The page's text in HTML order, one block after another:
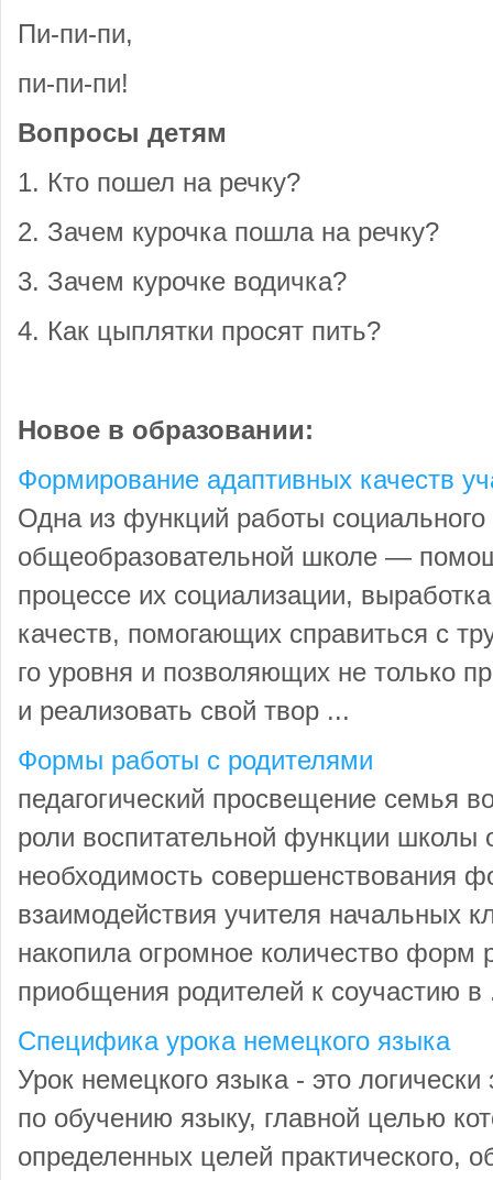
Пи-пи-пи,
пи-пи-пи!
Вопросы детям
1. Кто пошел на речку?
2. Зачем курочка пошла на речку?
3. Зачем курочке водичка?
4. Как цыплятки просят пить?
Новое в образовании:
Формирование адаптивных качеств
Одна из функций работы социального
общеобразовательной школе —
процессе их социализации,
качеств, помогаю­щих справиться с
го уровня и позволяющих не только
и реализовать свой твор ...
Формы работы с родителями
педагогический просвещение семья
роли воспитательной функции школы
необходимость совершенствования
взаимодействия учителя начальных
накопила огромное количество форм
приобщения родителей к соучастию в
Специфика урока немецкого языка
Урок немецкого языка - это
по обучению языку, главной целью
определенных целей практического,